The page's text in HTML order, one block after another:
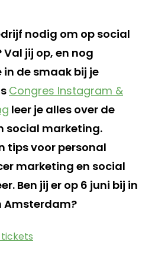
nodig om op social
jij op, en nog
de smaak bij je
Congres Instagram &
leer je alles over de
social marketing.
tips voor personal
marketing en social
Ben jij er op 6 juni bij in
Amsterdam?